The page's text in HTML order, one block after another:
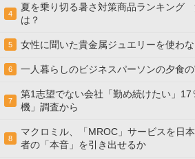
4
夏を乗り切る暑さ対策商品ランキング
は？
5 女性に聞いた貴金属ジュエリーを使わ
6 一人暮らしのビジネスパーソンの夕食
7
第1志望でない会社「勤め続けたい」
機」調査から
8
マクロミル、「MROC」サービスを日
者の「本音」を引き出せるか